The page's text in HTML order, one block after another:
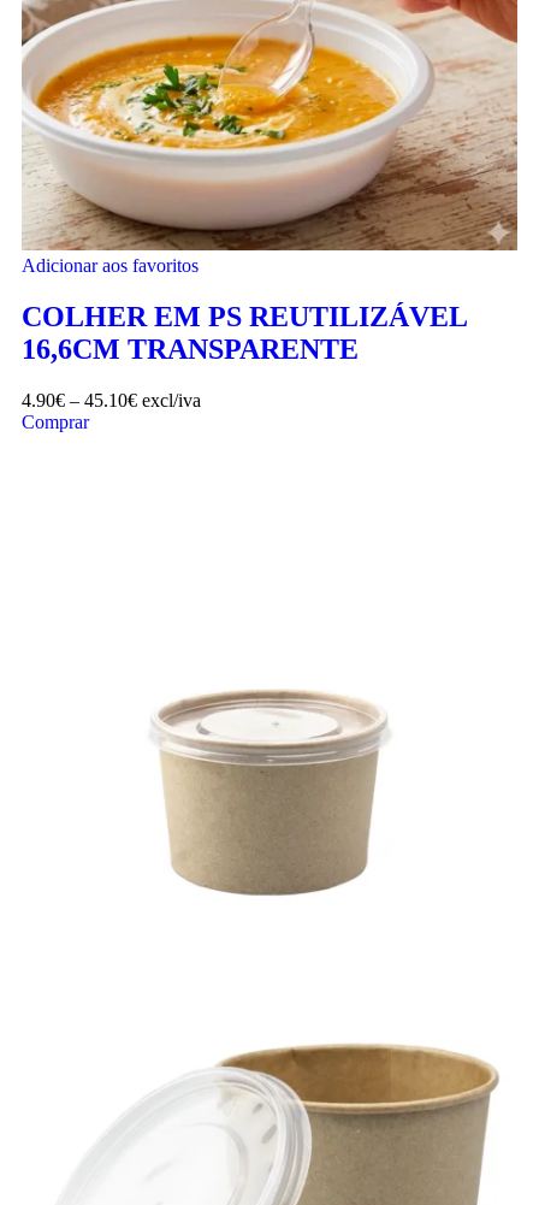
Adicionar aos favoritos
COLHER EM PS REUTILIZÁVEL
16,6CM TRANSPARENTE
4.90€ – 45.10€ excl/iva
Comprar